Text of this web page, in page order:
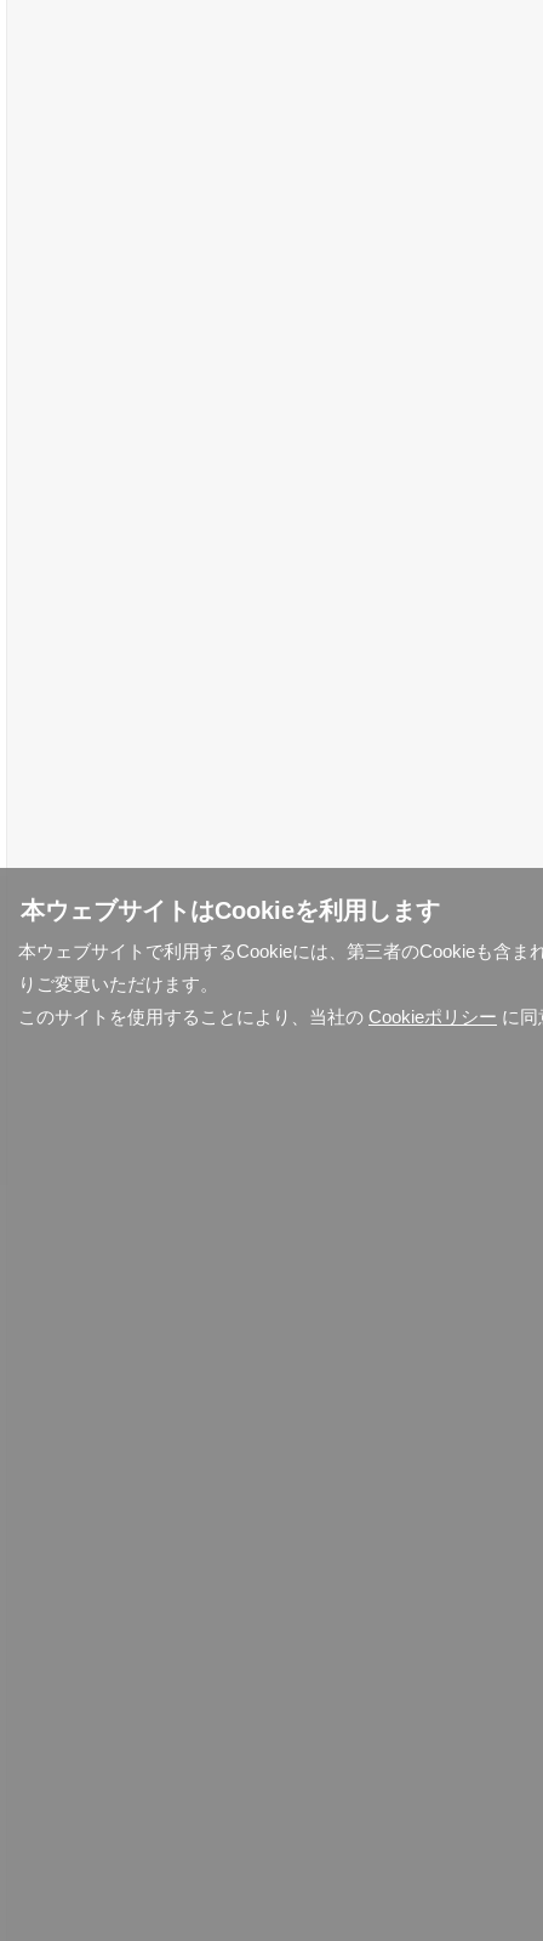
本ウェブサイトはCookieを利用します
本ウェブサイトで利用するCookieには、第三者のCookieも含
りご変更いただけます。
このサイトを使用することにより、当社の Cookieポリシー に